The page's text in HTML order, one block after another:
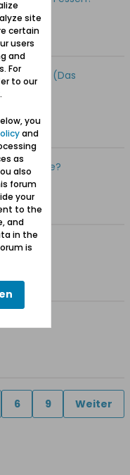
house (Das
6 9 Weiter
site
certain
users
and
For
to our
.
you
and
as
also
forum
your
to the
and
in the
is